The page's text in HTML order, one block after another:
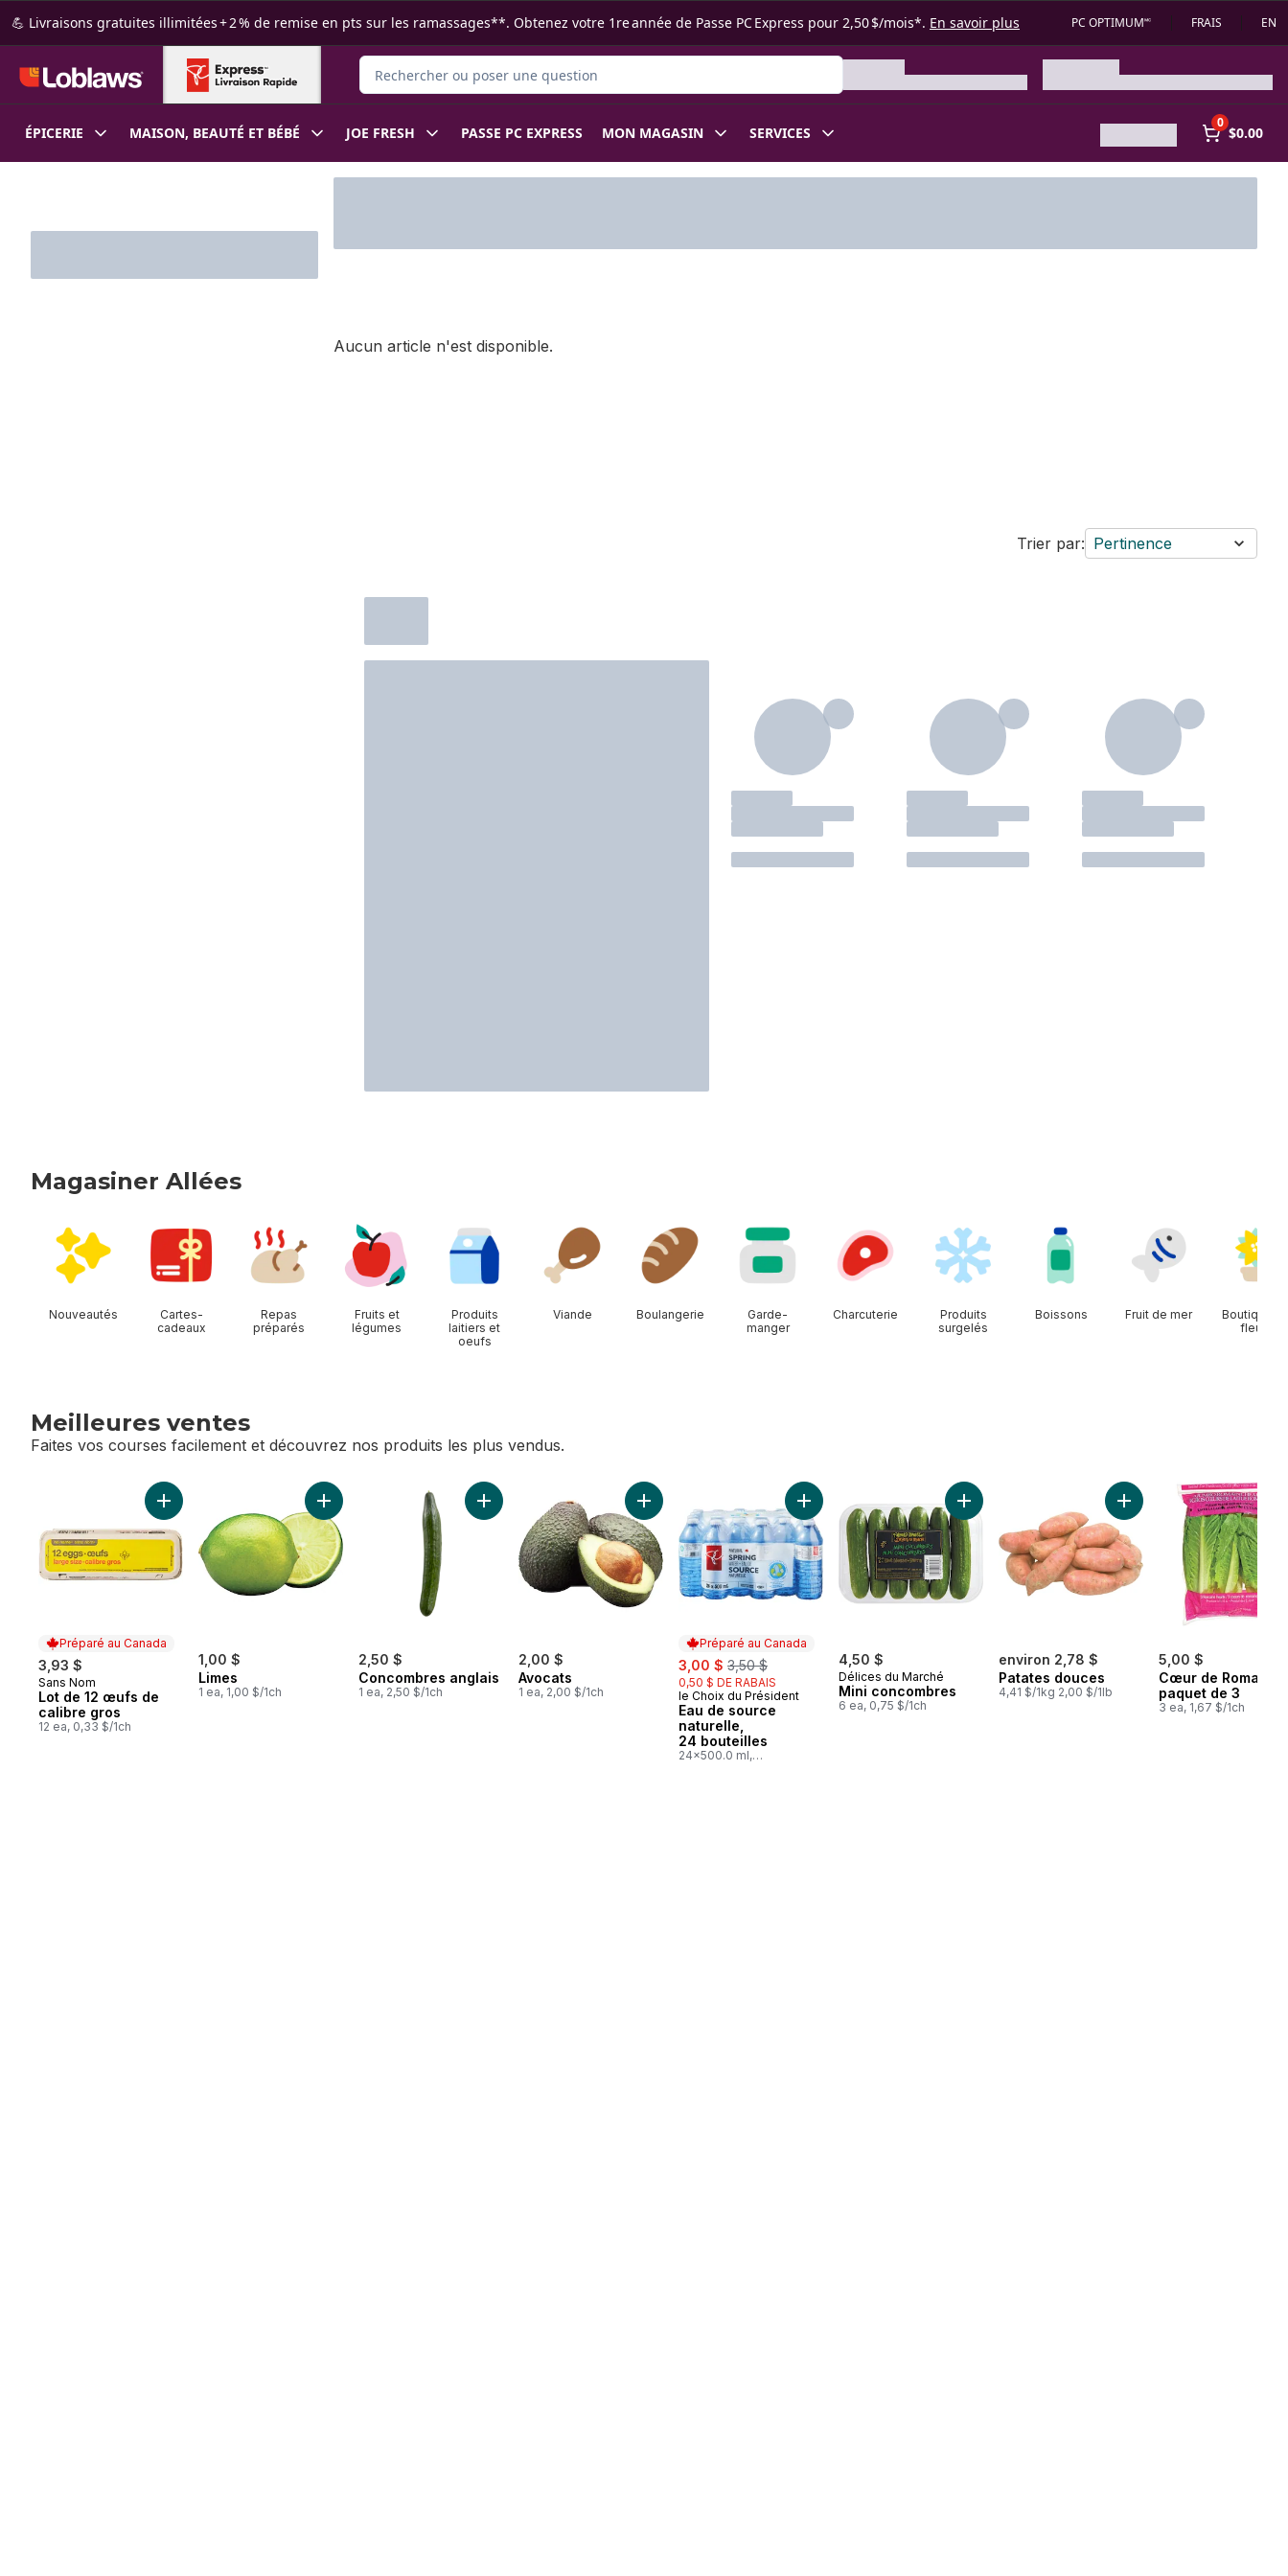
Passer au contenu principal
Passer au pied de page
💪 Livraisons gratuites illimitées + 2 % de remise en pts sur les ramassages**. Obtenez votre 1re année de Passe PC Express pour 2,50 $/mois*. En savoir plus PC OPTIMUM🅪 FRAIS EN
Rechercher des produits
ÉPICERIE MAISON, BEAUTÉ ET BÉBÉ JOE FRESH PASSE PC EXPRESS MON MAGASIN SERVICES
0
$0.00
Aucun article n'est disponible.
Trier par: Pertinence
Magasiner Allées
Nouveautés
Cartes-
cadeaux
Repas
préparés
Fruits et
légumes
Produits
laitiers et
oeufs
Viande Boulangerie
Garde-
manger
Charcuterie
Produits
surgelés
Boissons Fruit de mer
Boutique
fleurs
Meilleures ventes
Faites vos courses facilement et découvrez nos produits les plus vendus.
sauter Meilleures ventes
Préparé au Canada
3,93 $
Préparé au Canada
Sans Nom
Lot de 12 œufs de
calibre gros
12 ea, 0,33 $/1ch
Ajouter Lot de 12 œufs de calibre gros au panier
1,00 $
Limes
1 ea, 1,00 $/1ch
Ajouter Limes au panier
2,50 $
Concombres anglais
1 ea, 2,50 $/1ch
Ajouter Concombres anglais au panier
2,00 $
Avocats
1 ea, 2,00 $/1ch
Ajouter Avocats au panier
Préparé au Canada
sale:
3,00 $ , formerly:
3,50 $
0,50 $ DE RABAIS
Préparé au Canada
le Choix du Président
Eau de source
naturelle,
24 bouteilles
24x500.0 ml,
Ajouter Eau de source naturelle, 24 bouteilles au panier
4,50 $
Délices du Marché
Mini concombres
6 ea, 0,75 $/1ch
Ajouter Mini concombres au panier
environ 2,78 $
Patates douces
4,41 $/1kg 2,00 $/1lb
Ajouter Patates douces
5,00 $
Cœur de Romaine,
paquet de 3
3 ea, 1,67 $/1ch